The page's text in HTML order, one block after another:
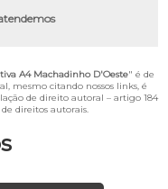
A4 Machadinho D'Oeste" é de
mesmo citando nossos links, é
de direito autoral – artigo 184
de direitos autorais.